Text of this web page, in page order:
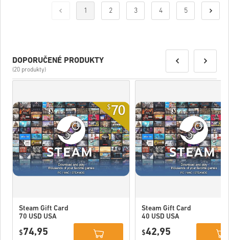
1 2 3 4 5
DOPORUČENÉ PRODUKTY
(20 produkty)
Steam Gift Card
70 USD USA
$74,95
Steam Gift Card
40 USD USA
$42,95